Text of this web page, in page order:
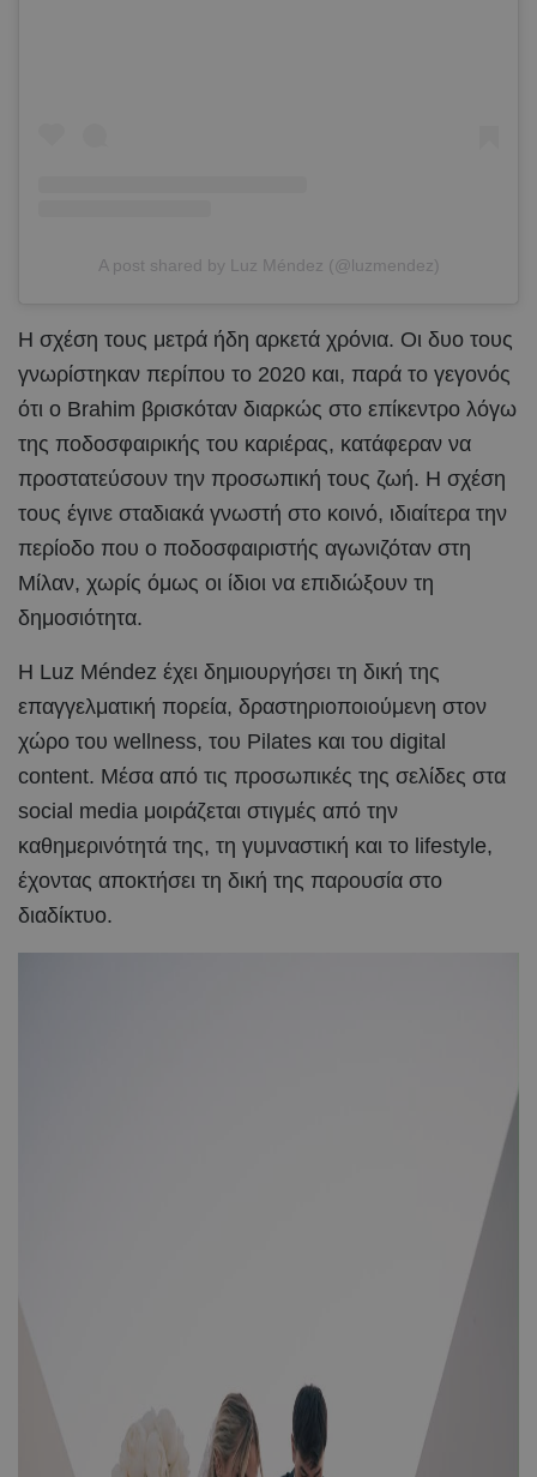
A post shared by Luz Méndez (@luzmendez)
Η σχέση τους μετρά ήδη αρκετά χρόνια. Οι δυο τους
γνωρίστηκαν περίπου το 2020 και, παρά το γεγονός
ότι ο Brahim βρισκόταν διαρκώς στο επίκεντρο λόγω
της ποδοσφαιρικής του καριέρας, κατάφεραν να
προστατεύσουν την προσωπική τους ζωή. Η σχέση
τους έγινε σταδιακά γνωστή στο κοινό, ιδιαίτερα την
περίοδο που ο ποδοσφαιριστής αγωνιζόταν στη
Μίλαν, χωρίς όμως οι ίδιοι να επιδιώξουν τη
δημοσιότητα.
Η Luz Méndez έχει δημιουργήσει τη δική της
επαγγελματική πορεία, δραστηριοποιούμενη στον
χώρο του wellness, του Pilates και του digital
content. Μέσα από τις προσωπικές της σελίδες στα
social media μοιράζεται στιγμές από την
καθημερινότητά της, τη γυμναστική και το lifestyle,
έχοντας αποκτήσει τη δική της παρουσία στο
διαδίκτυο.